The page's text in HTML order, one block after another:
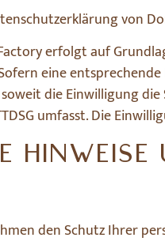
von
erfolgt auf
eine
soweit die Einwilligung
umfasst. Die
den Schutz Ihrer